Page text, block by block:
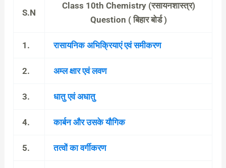
S.N
Class 10th Chemistry (रसायनशास्त्र)
Question ( बिहार बोर्ड )
1. रासायनिक अभिक्रियाएं एवं समीकरण
2. अम्ल क्षार एवं लवण
3. धातु एवं अधातु
4. कार्बन और उसके यौगिक
5. तत्वों का वर्गीकरण